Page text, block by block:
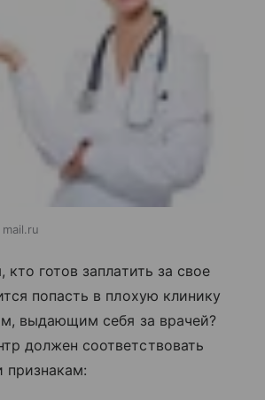
готов заплатить за свое
попасть в плохую клинику
выдающим себя за врачей?
должен соответствовать